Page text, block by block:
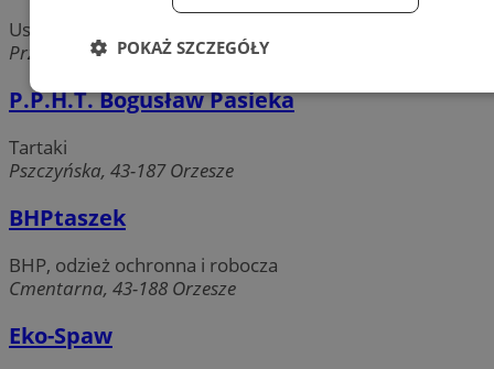
Usługi Spawalnicze
Przyjaźni, 43-188 Orzesze
P.P.H.T. Bogusław Pasieka
Tartaki
Pszczyńska, 43-187 Orzesze
BHPtaszek
BHP, odzież ochronna i robocza
Cmentarna, 43-188 Orzesze
Eko-Spaw
POKAŻ SZCZEGÓŁY
Niezbędne Wydajność Targetowanie
Funkcjonalność